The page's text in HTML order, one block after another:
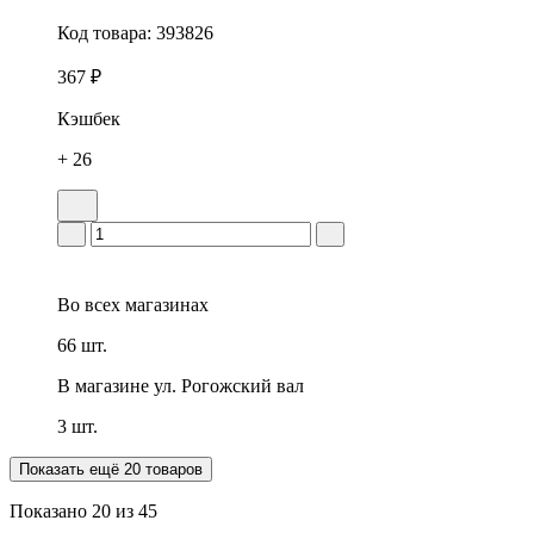
Код товара: 393826
367 ₽
Кэшбек
+ 26
Во всех магазинах
66 шт.
В магазине ул. Рогожский вал
3 шт.
Показать ещё 20 товаров
Показано 20 из 45